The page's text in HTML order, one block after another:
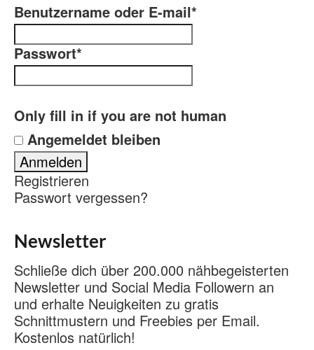
Benutzername oder E-mail*
Passwort*
Only fill in if you are not human
Angemeldet bleiben
Registrieren
Passwort vergessen?
Newsletter
Schließe dich über 200.000 nähbegeisterten
Newsletter und Social Media Followern an
und erhalte Neuigkeiten zu gratis
Schnittmustern und Freebies per Email.
Kostenlos natürlich!